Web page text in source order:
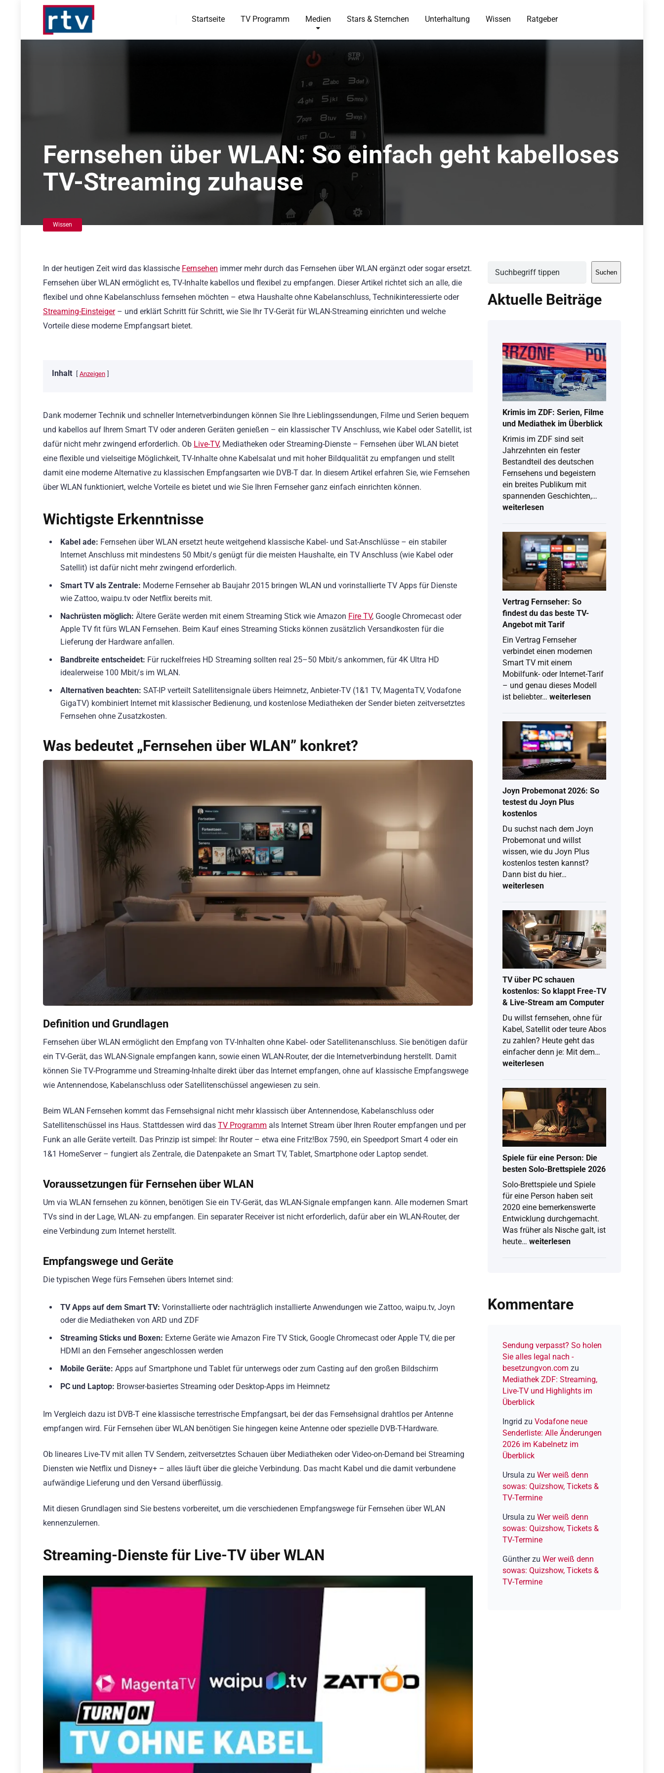
Startseite TV Programm Medien Stars & Sternchen Unterhaltung Wissen Ratgeber
Fernsehen über WLAN: So einfach geht kabelloses
TV-Streaming zuhause
Wissen
In der heutigen Zeit wird das klassische Fernsehen immer mehr durch das Fernsehen über WLAN ergänzt oder sogar ersetzt.
Fernsehen über WLAN ermöglicht es, TV-Inhalte kabellos und flexibel zu empfangen. Dieser Artikel richtet sich an alle, die
flexibel und ohne Kabelanschluss fernsehen möchten – etwa Haushalte ohne Kabelanschluss, Technikinteressierte oder
Streaming-Einsteiger– und erklärt Schritt für Schritt, wie Sie Ihr TV-Gerät für WLAN-Streaming einrichten und welche
Vorteile diese moderne Empfangsart bietet.
Inhalt Anzeigen
Dank moderner Technik und schneller Internetverbindungen können Sie Ihre Lieblingssendungen, Filme und Serien bequem
und kabellos auf Ihrem Smart TV oder anderen Geräten genießen – ein klassischer TV Anschluss, wie Kabel oder Satellit, ist
dafür nicht mehr zwingend erforderlich. Ob Live-TV, Mediatheken oder Streaming-Dienste – Fernsehen über WLAN bietet
eine flexible und vielseitige Möglichkeit, TV-Inhalte ohne Kabelsalat und mit hoher Bildqualität zu empfangen und stellt
damit eine moderne Alternative zu klassischen Empfangsarten wie DVB-T dar. In diesem Artikel erfahren Sie, wie Fernsehen
über WLAN funktioniert, welche Vorteile es bietet und wie Sie Ihren Fernseher ganz einfach einrichten können.
Wichtigste Erkenntnisse
Kabel ade: Fernsehen über WLAN ersetzt heute weitgehend klassische Kabel- und Sat-Anschlüsse – ein stabiler
Internet Anschluss mit mindestens 50 Mbit/s genügt für die meisten Haushalte, ein TV Anschluss (wie Kabel oder
Satellit) ist dafür nicht mehr zwingend erforderlich.
Smart TV als Zentrale: Moderne Fernseher ab Baujahr 2015 bringen WLAN und vorinstallierte TV Apps für Dienste
wie Zattoo, waipu.tv oder Netflix bereits mit.
Nachrüsten möglich: Ältere Geräte werden mit einem Streaming Stick wie Amazon Fire TV, Google Chromecast oder
Apple TV fit fürs WLAN Fernsehen. Beim Kauf eines Streaming Sticks können zusätzlich Versandkosten für die
Lieferung der Hardware anfallen.
Bandbreite entscheidet: Für ruckelfreies HD Streaming sollten real 25–50 Mbit/s ankommen, für 4K Ultra HD
idealerweise 100 Mbit/s im WLAN.
Alternativen beachten: SAT-IP verteilt Satellitensignale übers Heimnetz, Anbieter-TV (1&1 TV, MagentaTV, Vodafone
GigaTV) kombiniert Internet mit klassischer Bedienung, und kostenlose Mediatheken der Sender bieten zeitversetztes
Fernsehen ohne Zusatzkosten.
Was bedeutet „Fernsehen über WLAN” konkret?
Definition und Grundlagen
Fernsehen über WLAN ermöglicht den Empfang von TV-Inhalten ohne Kabel- oder Satellitenanschluss. Sie benötigen dafür
ein TV-Gerät, das WLAN-Signale empfangen kann, sowie einen WLAN-Router, der die Internetverbindung herstellt. Damit
können Sie TV-Programme und Streaming-Inhalte direkt über das Internet empfangen, ohne auf klassische Empfangswege
wie Antennendose, Kabelanschluss oder Satellitenschüssel angewiesen zu sein.
Beim WLAN Fernsehen kommt das Fernsehsignal nicht mehr klassisch über Antennendose, Kabelanschluss oder
Satellitenschüssel ins Haus. Stattdessen wird das TV Programm als Internet Stream über Ihren Router empfangen und per
Funk an alle Geräte verteilt. Das Prinzip ist simpel: Ihr Router – etwa eine Fritz!Box 7590, ein Speedport Smart 4 oder ein
1&1 HomeServer – fungiert als Zentrale, die Datenpakete an Smart TV, Tablet, Smartphone oder Laptop sendet.
Voraussetzungen für Fernsehen über WLAN
Um via WLAN fernsehen zu können, benötigen Sie ein TV-Gerät, das WLAN-Signale empfangen kann. Alle modernen Smart
TVs sind in der Lage, WLAN- zu empfangen. Ein separater Receiver ist nicht erforderlich, dafür aber ein WLAN-Router, der
eine Verbindung zum Internet herstellt.
Empfangswege und Geräte
Die typischen Wege fürs Fernsehen übers Internet sind:
TV Apps auf dem Smart TV: Vorinstallierte oder nachträglich installierte Anwendungen wie Zattoo, waipu.tv, Joyn
oder die Mediatheken von ARD und ZDF
Streaming Sticks und Boxen: Externe Geräte wie Amazon Fire TV Stick, Google Chromecast oder Apple TV, die per
HDMI an den Fernseher angeschlossen werden
Mobile Geräte: Apps auf Smartphone und Tablet für unterwegs oder zum Casting auf den großen Bildschirm
PC und Laptop: Browser-basiertes Streaming oder Desktop-Apps im Heimnetz
Im Vergleich dazu ist DVB-T eine klassische terrestrische Empfangsart, bei der das Fernsehsignal drahtlos per Antenne
empfangen wird. Für Fernsehen über WLAN benötigen Sie hingegen keine Antenne oder spezielle DVB-T-Hardware.
Ob lineares Live-TV mit allen TV Sendern, zeitversetztes Schauen über Mediatheken oder Video-on-Demand bei Streaming
Diensten wie Netflix und Disney+ – alles läuft über die gleiche Verbindung. Das macht Kabel und die damit verbundene
aufwändige Lieferung und den Versand überflüssig.
Mit diesen Grundlagen sind Sie bestens vorbereitet, um die verschiedenen Empfangswege für Fernsehen über WLAN
kennenzulernen.
Streaming-Dienste für Live-TV über WLAN
Suchen
Aktuelle Beiträge
Krimis im ZDF: Serien, Filme
und Mediathek im Überblick
Krimis im ZDF sind seit
Jahrzehnten ein fester
Bestandteil des deutschen
Fernsehens und begeistern
ein breites Publikum mit
spannenden Geschichten,…
Serien,
Filme
und
Mediathek
im
Überblick
weiterlesen
Vertrag Fernseher: So
findest du das beste TV-
Angebot mit Tarif
Ein Vertrag Fernseher
verbindet einen modernen
Smart TV mit einem
Mobilfunk- oder Internet-Tarif
– und genau dieses Modell
ist beliebter… Vertrag
findest
du
das
beste
TV-
Angebot
mit
weiterlesen
Joyn Probemonat 2026: So
testest du Joyn Plus
kostenlos
Du suchst nach dem Joyn
Probemonat und willst
wissen, wie du Joyn Plus
kostenlos testen kannst?
Dann bist du hier…
So
du
Joyn
Plus
kostenlos
weiterlesen
TV über PC schauen
kostenlos: So klappt Free-TV
& Live-Stream am Computer
Du willst fernsehen, ohne für
Kabel, Satellit oder teure Abos
zu zahlen? Heute geht das
einfacher denn je: Mit dem…
schauen
TV
Live-
weiterlesen
Spiele für eine Person: Die
besten Solo-Brettspiele 2026
Solo-Brettspiele und Spiele
für eine Person haben seit
2020 eine bemerkenswerte
Entwicklung durchgemacht.
Was früher als Nische galt, ist
heute… Spiele
besten
Solo-
weiterlesen
Kommentare
Sendung verpasst? So holen
Sie alles legal nach -
besetzungvon.com zu
Mediathek ZDF: Streaming,
Live-TV und Highlights im
Überblick
Ingrid zu Vodafone neue
Senderliste: Alle Änderungen
2026 im Kabelnetz im
Überblick
Ursula zu Wer weiß denn
sowas: Quizshow, Tickets &
TV-Termine
Ursula zu Wer weiß denn
sowas: Quizshow, Tickets &
TV-Termine
Güntherzu Wer weiß denn
sowas: Quizshow, Tickets &
TV-Termine